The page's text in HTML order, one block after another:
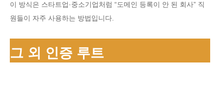
이 방식은 스타트업·중소기업처럼 “도메인 등록이 안 된 회사” 직
원들이 자주 사용하는 방법입니다.
그 외 인증 루트